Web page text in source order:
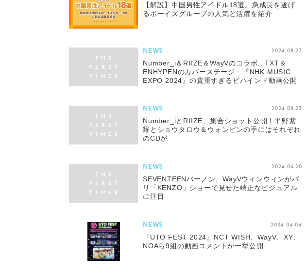
【解説】中国男性アイドル18選。急成長を遂げ
るボーイズグループの人気と活躍を紹介
NEWS 2024.08.27
Number_i＆RIIZE＆WayVのコラボ、TXT＆
ENHYPENのカバーステージ…『NHK MUSIC
EXPO 2024』の貴重すぎるビハインド動画公開
NEWS 2024.08.23
Number_iとRIIZE、集合ショット公開！平野紫
耀とショウタロウ＆ウォンビンの手にはそれぞれ
のCDが
NEWS 2024.06.20
SEVENTEENバーノン、WayVウィンウィンがパ
リ「KENZO」ショーで見せた端正なビジュアル
に注目
NEWS 2024.04.04
『UTO FEST 2024』NCT WISH、WayV、XY、
NOAら9組の動画コメントが一挙公開